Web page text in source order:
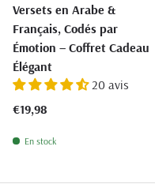
Versets en Arabe &
Français, Codés par
Émotion – Coffret Cadeau
Élégant
20 avis
Prix habituel
€19,98
En stock